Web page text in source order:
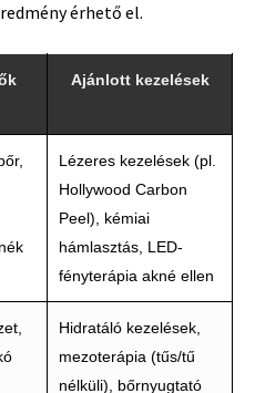
érhető el.
Ajánlott kezelések
Lézeres kezelések (pl.
Hollywood Carbon
Peel), kémiai
hámlasztás, LED-
fényterápia akné ellen
Hidratáló kezelések,
mezoterápia (tűs/tű
nélküli), bőrnyugtató